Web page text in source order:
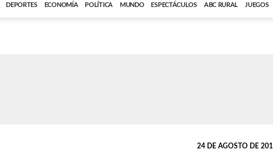
DEPORTES ECONOMÍA POLÍTICA MUNDO ESPECTÁCULOS ABC RURAL JUEGOS
24 DE AGOSTO DE